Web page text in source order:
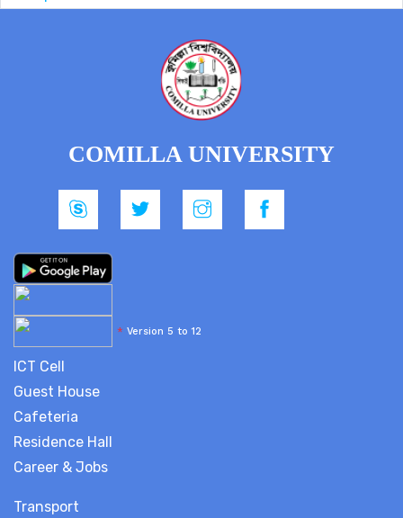
COMILLA UNIVERSITY
* Version 5 to 12
ICT Cell
Guest House
Cafeteria
Residence Hall
Career & Jobs
Transport